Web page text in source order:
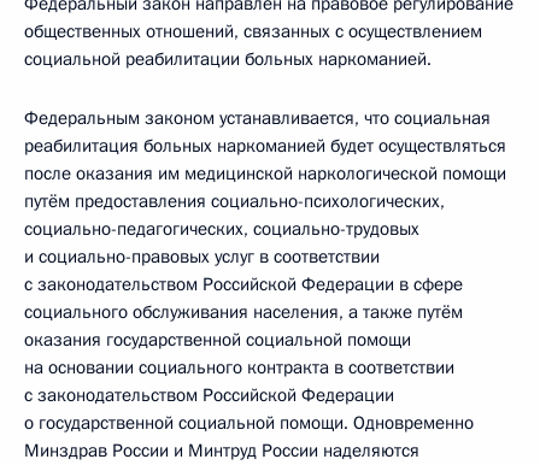
общественных отношений, связанных с осуществлением
социальной реабилитации больных наркоманией.
Федеральным законом устанавливается, что социальная
реабилитация больных наркоманией будет осуществляться
после оказания им медицинской наркологической помощи
путём предоставления социально-психологических,
социально-педагогических, социально-трудовых
и социально-правовых услуг в соответствии
с законодательством Российской Федерации в сфере
социального обслуживания населения, а также путём
оказания государственной социальной помощи
на основании социального контракта в соответствии
с законодательством Российской Федерации
о государственной социальной помощи. Одновременно
Минздрав России и Минтруд России наделяются